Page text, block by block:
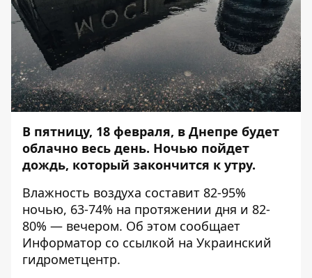
В пятницу, 18 февраля, в Днепре будет
облачно весь день. Ночью пойдет
дождь, который закончится к утру.
Влажность воздуха составит 82-95%
ночью, 63-74% на протяжении дня и 82-
80% — вечером. Об этом сообщает
Информатор со ссылкой на Украинский
гидрометцентр.